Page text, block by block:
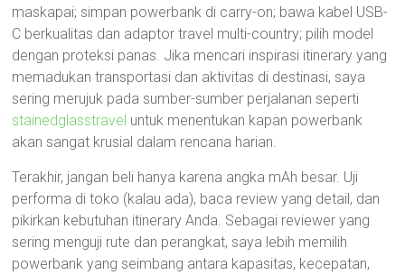
maskapai; simpan powerbank di carry-on; bawa kabel USB-
C berkualitas dan adaptor travel multi-country; pilih model
dengan proteksi panas. Jika mencari inspirasi itinerary yang
memadukan transportasi dan aktivitas di destinasi, saya
sering merujuk pada sumber-sumber perjalanan seperti
stainedglasstravel untuk menentukan kapan powerbank
akan sangat krusial dalam rencana harian.
Terakhir, jangan beli hanya karena angka mAh besar. Uji
performa di toko (kalau ada), baca review yang detail, dan
pikirkan kebutuhan itinerary Anda. Sebagai reviewer yang
sering menguji rute dan perangkat, saya lebih memilih
powerbank yang seimbang antara kapasitas, kecepatan,